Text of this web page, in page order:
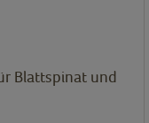
Blattspinat und